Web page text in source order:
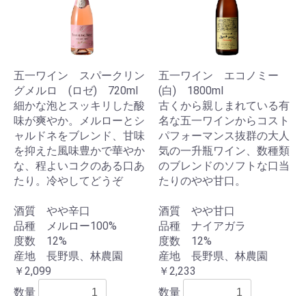
五一ワイン スパークリン
グメルロ (ロゼ) 720ml
細かな泡とスッキリした酸
味が爽やか。メルローとシ
ャルドネをブレンド、甘味
を抑えた風味豊かで華やか
な、程よいコクのある口あ
たり。冷やしてどうぞ
酒質 やや辛口
品種 メルロー100%
度数 12%
産地 長野県、林農園
￥2,099
数量
五一ワイン エコノミー
(白) 1800ml
古くから親しまれている有
名な五一ワインからコスト
パフォーマンス抜群の大人
気の一升瓶ワイン、数種類
のブレンドのソフトな口当
たりのやや甘口。
酒質 やや甘口
品種 ナイアガラ
度数 12%
産地 長野県、林農園
￥2,233
数量